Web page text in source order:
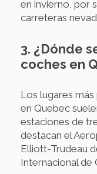
en invierno, por
carreteras
3. ¿Dónde
coches en
Los lugares
en Quebec
estaciones de
destacan el
Elliott-Trudeau
Internacional de